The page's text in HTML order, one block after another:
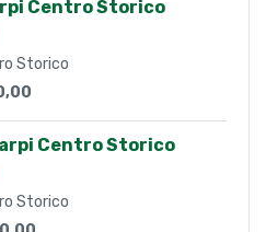
Centro Storico
Storico